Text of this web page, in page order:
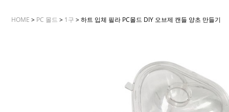
HOME > PC 몰드 > 1구 > 하트 입체 필라 PC몰드 DIY 오브제 캔들 양초 만들기